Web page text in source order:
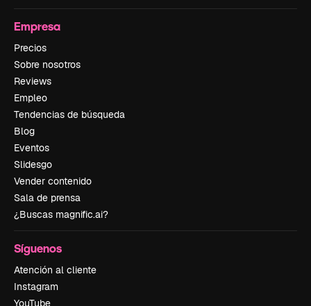
Empresa
Precios
Sobre nosotros
Reviews
Empleo
Tendencias de búsqueda
Blog
Eventos
Slidesgo
Vender contenido
Sala de prensa
¿Buscas magnific.ai?
Síguenos
Atención al cliente
Instagram
YouTube